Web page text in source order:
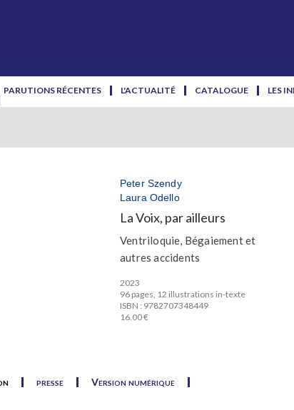
PARUTIONS RÉCENTES L'ACTUALITÉ CATALOGUE LES
Peter Szendy
Laura Odello
La Voix, par ailleurs
Ventriloquie, Bégaiement et
autres accidents
2023
96 pages, 12 illustrations in-texte
ISBN : 9782707348449
16.00 €
presse Version numérique